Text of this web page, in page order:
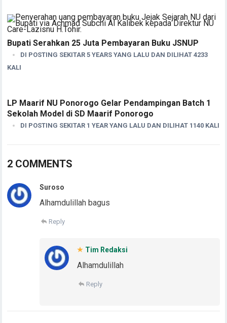
Bupati Serahkan 25 Juta Pembayaran Buku JSNUP
DI POSTING SEKITAR 5 YEARS YANG LALU DAN DILIHAT 4233
KALI
LP Maarif NU Ponorogo Gelar Pendampingan Batch 1
Sekolah Model di SD Maarif Ponorogo
DI POSTING SEKITAR 1 YEAR YANG LALU DAN DILIHAT 1140 KALI
2 COMMENTS
Suroso
Alhamdulillah bagus
Reply
Tim Redaksi
Alhamdulillah
Reply